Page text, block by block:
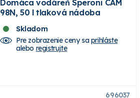
Domáca vodáreň Speroni CAM
98N, 50 l tlaková nádoba
Skladom
Pre zobrazenie ceny saprihláste
alebo registrujte
696037